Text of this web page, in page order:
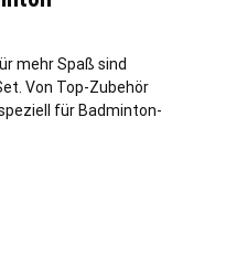
mehr Spaß sind
Von Top-Zubehör
für Badminton-